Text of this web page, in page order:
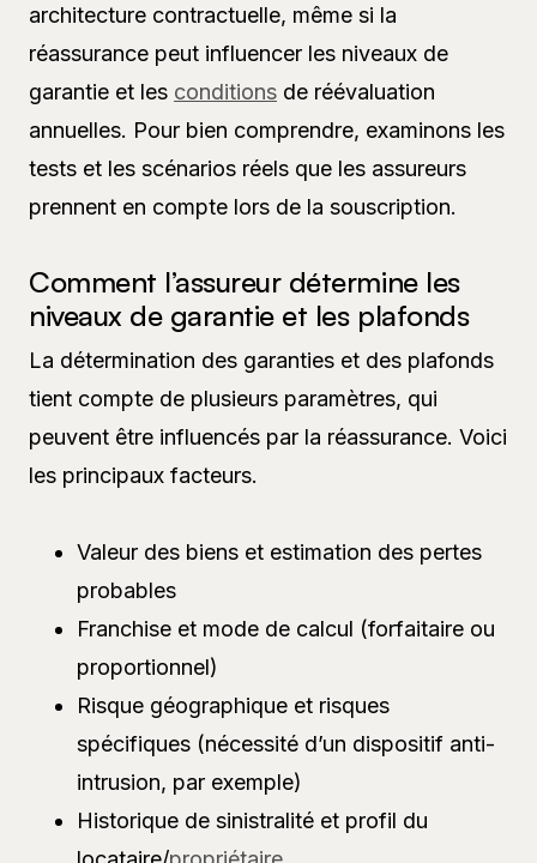
architecture contractuelle, même si la
réassurance peut influencer les niveaux de
garantie et les conditions de réévaluation
annuelles. Pour bien comprendre, examinons les
tests et les scénarios réels que les assureurs
prennent en compte lors de la souscription.
Comment l’assureur détermine les
niveaux de garantie et les plafonds
La détermination des garanties et des plafonds
tient compte de plusieurs paramètres, qui
peuvent être influencés par la réassurance. Voici
les principaux facteurs.
Valeur des biens et estimation des pertes
probables
Franchise et mode de calcul (forfaitaire ou
proportionnel)
Risque géographique et risques
spécifiques (nécessité d’un dispositif anti-
intrusion, par exemple)
Historique de sinistralité et profil du